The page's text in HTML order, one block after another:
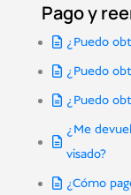
Pago y
¿Puedo
¿Puedo
¿Puedo
¿Me
visado?
¿Cómo